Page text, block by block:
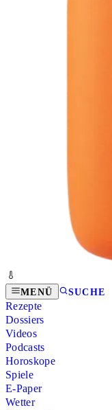
MENÜ SUCHE
Rezepte
Dossiers
Videos
Podcasts
Horoskope
Spiele
E-Paper
Wetter